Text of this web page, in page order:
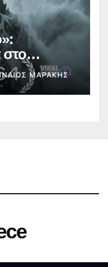
στο
της
ΜΑΡΆΚΗΣ